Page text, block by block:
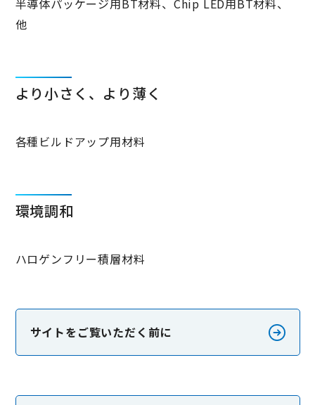
半導体パッケージ用BT材料、Chip LED用BT材料、
他
より小さく、より薄く
各種ビルドアップ用材料
環境調和
ハロゲンフリー積層材料
サイトをご覧いただく前に